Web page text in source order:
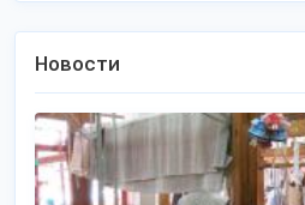
Новости